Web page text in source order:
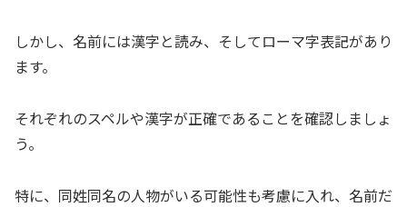
しかし、名前には漢字と読み、そしてローマ字表記があり
ます。
それぞれのスペルや漢字が正確であることを確認しましょ
う。
特に、同姓同名の人物がいる可能性も考慮に入れ、名前だ